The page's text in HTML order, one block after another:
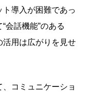
導入が困難であっ
会話機能”のある
活用は広がりを見せ
コミュニケーショ